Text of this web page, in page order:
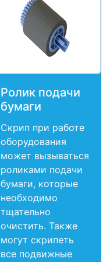
Ролик подачи
бумаги
Скрип при работе
оборудования
может вызываться
роликами подачи
бумаги, которые
необходимо
тщательно
очистить. Также
могут скрипеть
все подвижные